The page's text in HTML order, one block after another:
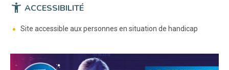
accessibility_new ACCESSIBILITÉ
Site accessible aux personnes en situation de handicap